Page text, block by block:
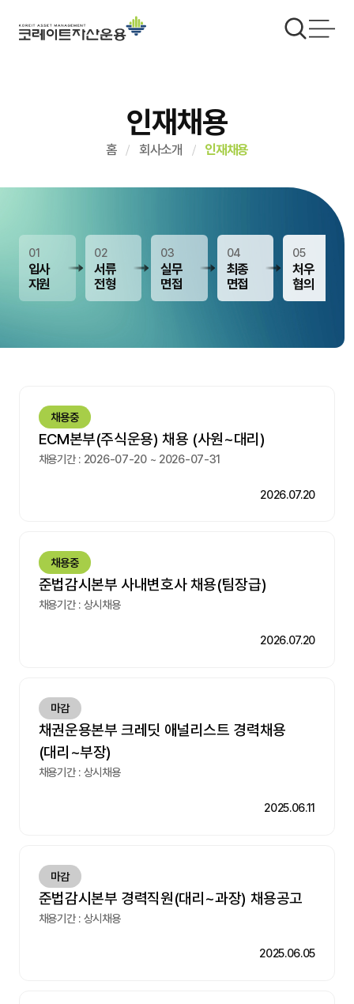
인재채용
홈 회사소개 인재채용
01
입사
지원
02
서류
전형
03
실무
면접
04
최종
면접
05
처우
협의
채용중
ECM본부(주식운용) 채용 (사원~대리)
채용기간 : 2026-07-20 ~ 2026-07-31
2026.07.20
채용중
준법감시본부 사내변호사 채용(팀장급)
채용기간 : 상시채용
2026.07.20
마감
채권운용본부 크레딧 애널리스트 경력채용
(대리~부장)
채용기간 : 상시채용
2025.06.11
마감
준법감시본부 경력직원(대리~과장) 채용공고
채용기간 : 상시채용
2025.06.05